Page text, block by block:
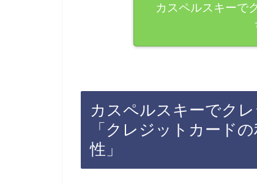
カスペルスキーで
カスペルスキーでク
「クレジットカード
性」